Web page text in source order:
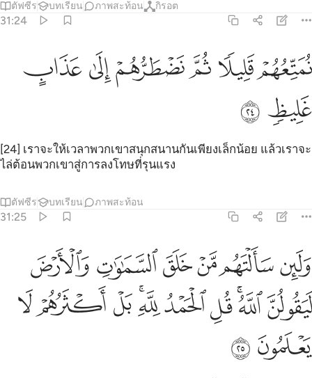
ตัฟซีร บทเรียน ภาพสะท้อน กิรอต
31:24
نمتعهم قليلا ثم نضطرهم الى عذاب غليظ ٢٤
نُمَتِّعُهُمْ قَلِيلًۭا ثُمَّ نَضْطَرُّهُمْ إِلَىٰ عَذَابٍ غَلِيظٍۢ ٢٤
ﲜﲝﲞﲟﲠﲡ
ﲢ ﲣ
[24] เราจะให้เวลาพวกเขาสนุกสนานกันเพียงเล็กน้อย แล้วเราจะ
ไล่ต้อนพวกเขาสู่การลงโทษที่รุนแรง
ตัฟซีร บทเรียน ภาพสะท้อน
31:25
ولين سالتهم من خلق السماوات والارض ليقولن الله قل الحمد لله بل
وَلَئِن سَأَلْتَهُم مَّنْ خَلَقَ ٱلسَّمَـٰوَٰتِ وَٱلْأَرْضَ لَيَقُولُنَّ ٱللَّهُ ۚ قُلِ ٱلْحَمْدُ لِلَّهِ ۚ بَلْ
ﲤﲥﲦﲧﲨﲩ
ﲪﲫﲬﲭﲮﲯﲰﲱﲲﲳ
ﲴﲵ